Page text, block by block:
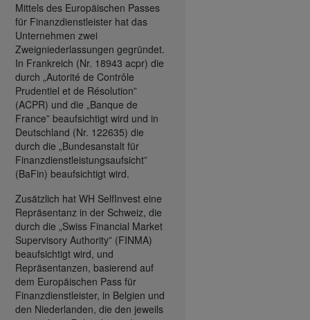
Mittels des Europäischen Passes
für Finanzdienstleister hat das
Unternehmen zwei
Zweigniederlassungen gegründet.
In Frankreich (Nr. 18943 acpr) die
durch „Autorité de Contrôle
Prudentiel et de Résolution”
(ACPR) und die „Banque de
France” beaufsichtigt wird und in
Deutschland (Nr. 122635) die
durch die „Bundesanstalt für
Finanzdienstleistungsaufsicht”
(BaFin) beaufsichtigt wird.
Zusätzlich hat WH SelfInvest eine
Repräsentanz in der Schweiz, die
durch die „Swiss Financial Market
Supervisory Authority” (FINMA)
beaufsichtigt wird, und
Repräsentanzen, basierend auf
dem Europäischen Pass für
Finanzdienstleister, in Belgien und
den Niederlanden, die den jeweils